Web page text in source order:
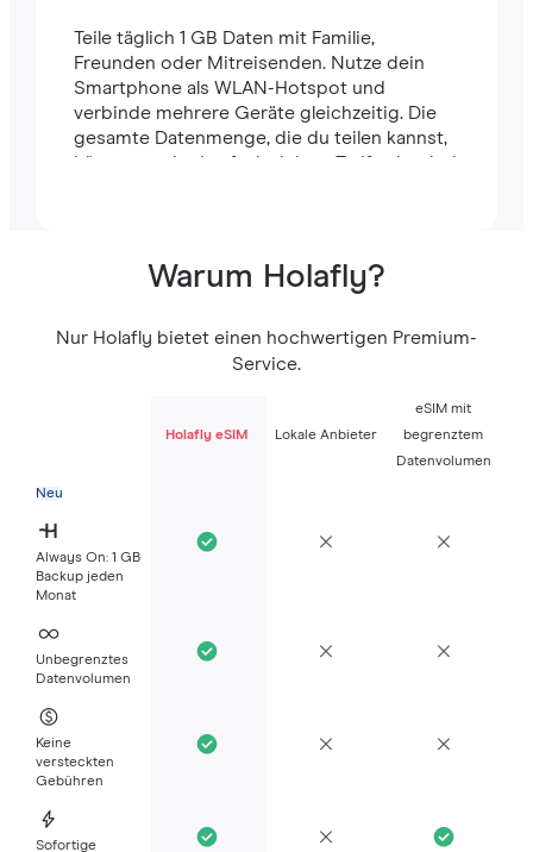
Teile täglich 1 GB Daten mit Familie,
Freunden oder Mitreisenden. Nutze dein
Smartphone als WLAN-Hotspot und
verbinde mehrere Geräte gleichzeitig. Die
gesamte Datenmenge, die du teilen kannst,
hängt von der Laufzeit deines Tarifs ab – bei
Warum Holafly?
Nur Holafly bietet einen hochwertigen Premium-
Service.
Holafly eSIM Lokale Anbieter
eSIM mit
begrenztem
Datenvolumen
Neu
Always On: 1 GB
Backup jeden
Monat
Unbegrenztes
Datenvolumen
Keine
versteckten
Gebühren
Sofortige